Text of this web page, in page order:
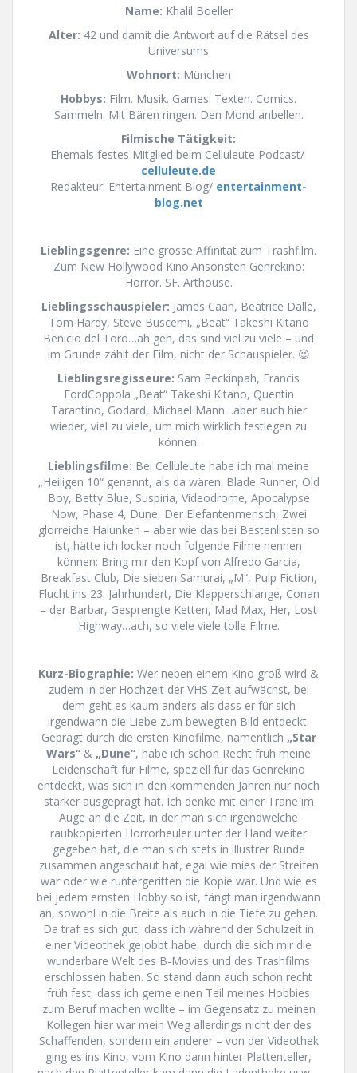
Name: Khalil Boeller
Alter: 42 und damit die Antwort auf die Rätsel des
Universums
Wohnort: München
Hobbys: Film. Musik. Games. Texten. Comics.
Sammeln. Mit Bären ringen. Den Mond anbellen.
Filmische Tätigkeit:
Ehemals festes Mitglied beim Celluleute Podcast/
celluleute.de
Redakteur: Entertainment Blog/ entertainment-
blog.net
Lieblingsgenre: Eine grosse Affinität zum Trashfilm.
Zum New Hollywood Kino.Ansonsten Genrekino:
Horror. SF. Arthouse.
Lieblingsschauspieler: James Caan, Beatrice Dalle,
Tom Hardy, Steve Buscemi, „Beat“ Takeshi Kitano
Benicio del Toro…ah geh, das sind viel zu viele – und
im Grunde zählt der Film, nicht der Schauspieler. 😉
Lieblingsregisseure: Sam Peckinpah, Francis
FordCoppola „Beat“ Takeshi Kitano, Quentin
Tarantino, Godard, Michael Mann…aber auch hier
wieder, viel zu viele, um mich wirklich festlegen zu
können.
Lieblingsfilme: Bei Celluleute habe ich mal meine
„Heiligen 10“ genannt, als da wären: Blade Runner, Old
Boy, Betty Blue, Suspiria, Videodrome, Apocalypse
Now, Phase 4, Dune, Der Elefantenmensch, Zwei
glorreiche Halunken – aber wie das bei Bestenlisten so
ist, hätte ich locker noch folgende Filme nennen
können: Bring mir den Kopf von Alfredo Garcia,
Breakfast Club, Die sieben Samurai, „M“, Pulp Fiction,
Flucht ins 23. Jahrhundert, Die Klapperschlange, Conan
– der Barbar, Gesprengte Ketten, Mad Max, Her, Lost
Highway…ach, so viele viele tolle Filme.
Kurz-Biographie: Wer neben einem Kino groß wird &
zudem in der Hochzeit der VHS Zeit aufwächst, bei
dem geht es kaum anders als dass er für sich
irgendwann die Liebe zum bewegten Bild entdeckt.
Geprägt durch die ersten Kinofilme, namentlich „Star
Wars“ & „Dune“, habe ich schon Recht früh meine
Leidenschaft für Filme, speziell für das Genrekino
entdeckt, was sich in den kommenden Jahren nur noch
stärker ausgeprägt hat. Ich denke mit einer Träne im
Auge an die Zeit, in der man sich irgendwelche
raubkopierten Horrorheuler unter der Hand weiter
gegeben hat, die man sich stets in illustrer Runde
zusammen angeschaut hat, egal wie mies der Streifen
war oder wie runtergeritten die Kopie war. Und wie es
bei jedem ernsten Hobby so ist, fängt man irgendwann
an, sowohl in die Breite als auch in die Tiefe zu gehen.
Da traf es sich gut, dass ich während der Schulzeit in
einer Videothek gejobbt habe, durch die sich mir die
wunderbare Welt des B-Movies und des Trashfilms
erschlossen haben. So stand dann auch schon recht
früh fest, dass ich gerne einen Teil meines Hobbies
zum Beruf machen wollte – im Gegensatz zu meinen
Kollegen hier war mein Weg allerdings nicht der des
Schaffenden, sondern ein anderer – von der Videothek
ging es ins Kino, vom Kino dann hinter Plattenteller,